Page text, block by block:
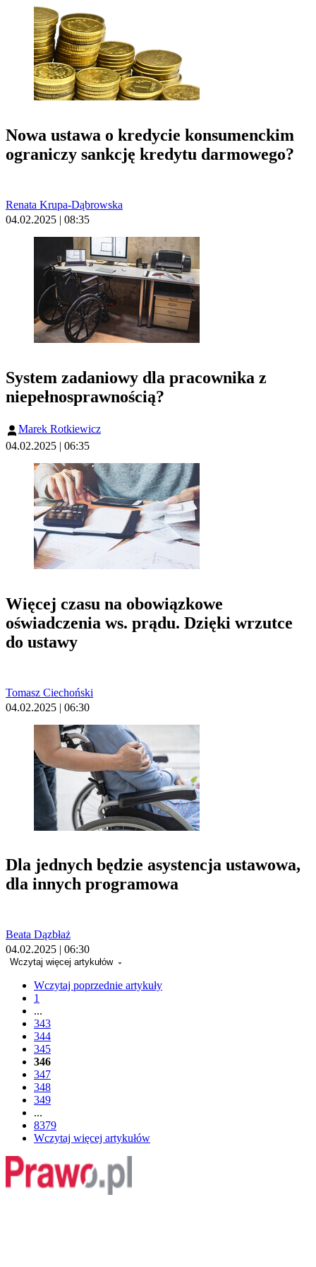
Nowa ustawa o kredycie konsumenckim
ograniczy sankcję kredytu darmowego?
Renata Krupa-Dąbrowska
04.02.2025 | 08:35
System zadaniowy dla pracownika z
niepełnosprawnością?
Marek Rotkiewicz
04.02.2025 | 06:35
Więcej czasu na obowiązkowe
oświadczenia ws. prądu. Dzięki wrzutce
do ustawy
Tomasz Ciechoński
04.02.2025 | 06:30
Dla jednych będzie asystencja ustawowa,
dla innych programowa
Beata Dązbłaż
04.02.2025 | 06:30
Wczytaj więcej artykułów
Wczytaj poprzednie artykuły
1
...
343
344
345
346
347
348
349
...
8379
Wczytaj więcej artykułów